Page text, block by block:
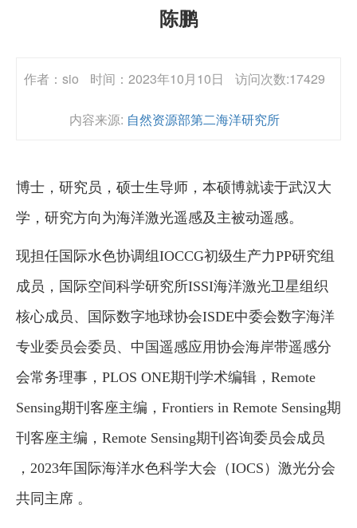
陈鹏
作者：sio 时间：2023年10月10日 访问次数:17429
内容来源: 自然资源部第二海洋研究所
博士，研究员，硕士生导师，本硕博就读于武汉大
学，研究方向为海洋激光遥感及主被动遥感。
现担任国际水色协调组IOCCG初级生产力PP研究组
成员，国际空间科学研究所ISSI海洋激光卫星组织
核心成员、国际数字地球协会ISDE中委会数字海洋
专业委员会委员、中国遥感应用协会海岸带遥感分
会常务理事，PLOS ONE期刊学术编辑，Remote
Sensing期刊客座主编，Frontiers in Remote Sensing期
刊客座主编，Remote Sensing期刊咨询委员会成员
，2023年国际海洋水色科学大会（IOCS）激光分会
共同主席 。